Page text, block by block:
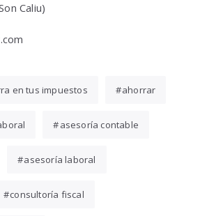
Caliu)
.com
en tus impuestos ahorrar
asesoría contable
asesoría laboral
consultoría fiscal